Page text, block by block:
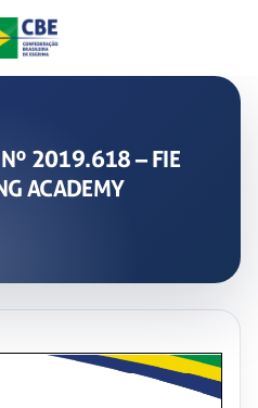
2019.618 – FIE
ACADEMY